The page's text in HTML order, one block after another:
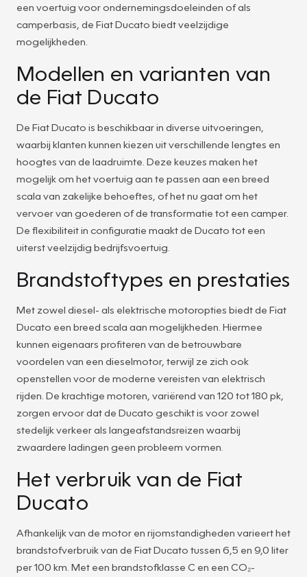
een voertuig voor ondernemingsdoeleinden of als
camperbasis, de Fiat Ducato biedt veelzijdige
mogelijkheden.
Modellen en varianten van
de Fiat Ducato
De Fiat Ducato is beschikbaar in diverse uitvoeringen,
waarbij klanten kunnen kiezen uit verschillende lengtes en
hoogtes van de laadruimte. Deze keuzes maken het
mogelijk om het voertuig aan te passen aan een breed
scala van zakelijke behoeftes, of het nu gaat om het
vervoer van goederen of de transformatie tot een camper.
De flexibiliteit in configuratie maakt de Ducato tot een
uiterst veelzijdig bedrijfsvoertuig.
Brandstoftypes en prestaties
Met zowel diesel- als elektrische motoropties biedt de Fiat
Ducato een breed scala aan mogelijkheden. Hiermee
kunnen eigenaars profiteren van de betrouwbare
voordelen van een dieselmotor, terwijl ze zich ook
openstellen voor de moderne vereisten van elektrisch
rijden. De krachtige motoren, variërend van 120 tot 180 pk,
zorgen ervoor dat de Ducato geschikt is voor zowel
stedelijk verkeer als langeafstandsreizen waarbij
zwaardere ladingen geen probleem vormen.
Het verbruik van de Fiat
Ducato
Afhankelijk van de motor en rijomstandigheden varieert het
brandstofverbruik van de Fiat Ducato tussen 6,5 en 9,0 liter
per 100 km. Met een brandstofklasse C en een CO₂-